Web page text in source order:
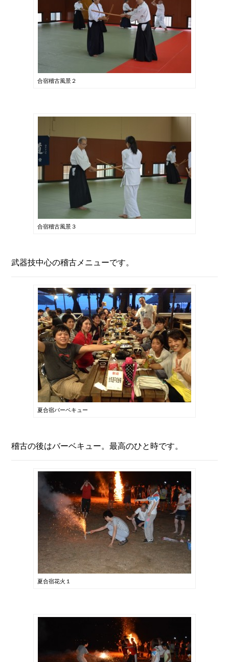
合宿稽古風景２
合宿稽古風景３
武器技中心の稽古メニューです。
夏合宿バーベキュー
稽古の後はバーベキュー。最高のひと時です。
夏合宿花火１